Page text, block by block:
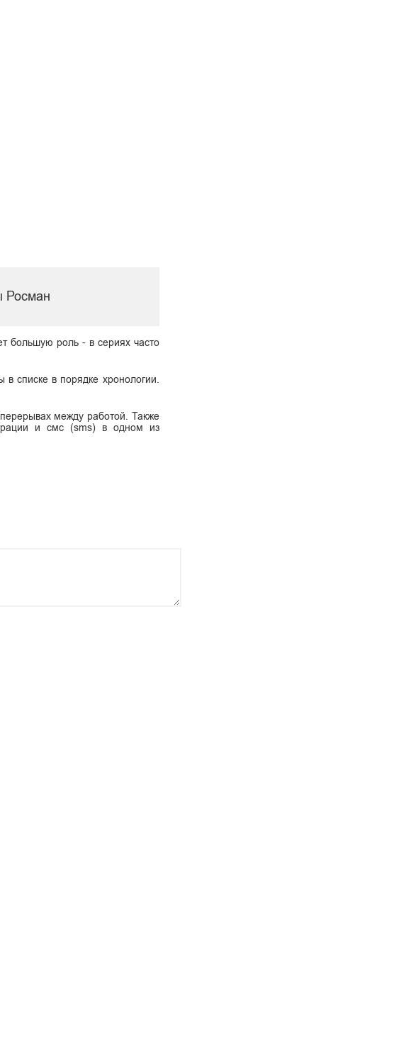
Росман
большую роль - в сериях часто
списке в порядке хронологии.
между работой. Также
и смс (sms) в одном из